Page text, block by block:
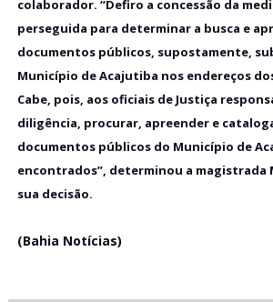
colaborador. “Defiro a concessão da
perseguida para determinar a busca e
documentos públicos, supostamente,
Município de Acajutiba nos endereços
Cabe, pois, aos oficiais de Justiça
diligência, procurar, apreender e
documentos públicos do Município de
encontrados”, determinou a magistrada
sua decisão.
(Bahia Notícias)